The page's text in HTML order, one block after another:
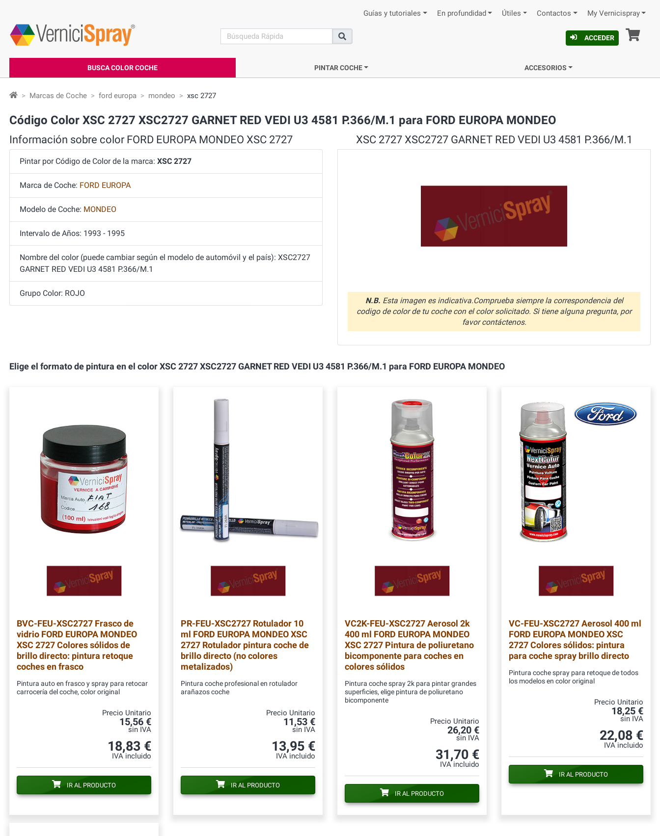
Guías y tutoriales En profundidad Útiles Contactos My Vernicispray
search
Buscar
ACCEDER
BUSCA COLOR COCHE PINTAR COCHE ACCESORIOS
Marcas de Coche ford europa mondeo xsc 2727
Código Color XSC 2727 XSC2727 GARNET RED VEDI U3 4581 P.366/M.1 para FORD EUROPA MONDEO
Información sobre color FORD EUROPA MONDEO XSC 2727
Pintar por Código de Color de la marca: XSC 2727
Marca de Coche: FORD EUROPA
Modelo de Coche: MONDEO
Intervalo de Años: 1993 - 1995
Nombre del color (puede cambiar según el modelo de automóvil y el país): XSC2727
GARNET RED VEDI U3 4581 P.366/M.1
Grupo Color: ROJO
XSC 2727 XSC2727 GARNET RED VEDI U3 4581 P.366/M.1
N.B. Esta imagen es indicativa.Comprueba siempre la correspondencia del
codigo de color de tu coche con el color solicitado. Si tiene alguna pregunta, por
favor contáctenos.
Elige el formato de pintura en el color XSC 2727 XSC2727 GARNET RED VEDI U3 4581 P.366/M.1 para FORD EUROPA MONDEO
BVC-FEU-XSC2727 Frasco de
vidrio FORD EUROPA MONDEO
XSC 2727 Colores sólidos de
brillo directo: pintura retoque
coches en frasco
Pintura auto en frasco y spray para retocar
carrocería del coche, color original
Precio Unitario
15,56 €
sin IVA
18,83 €
IVA incluido
IR AL PRODUCTO
PR-FEU-XSC2727 Rotulador 10
ml FORD EUROPA MONDEO XSC
2727 Rotulador pintura coche de
brillo directo (no colores
metalizados)
Pintura coche profesional en rotulador
arañazos coche
Precio Unitario
11,53 €
sin IVA
13,95 €
IVA incluido
IR AL PRODUCTO
VC2K-FEU-XSC2727Aerosol 2k
400 ml FORD EUROPA MONDEO
XSC 2727 Pintura de poliuretano
bicomponente para coches en
colores sólidos
Pintura coche spray 2k para pintar grandes
superficies, elige pintura de poliuretano
bicomponente
Precio Unitario
26,20 €
sin IVA
31,70 €
IVA incluido
IR AL PRODUCTO
VC-FEU-XSC2727Aerosol 400 ml
FORD EUROPA MONDEO XSC
2727 Colores sólidos: pintura
para coche spray brillo directo
Pintura coche spray para retoque de todos
los modelos en color original
Precio Unitario
18,25 €
sin IVA
22,08 €
IVA incluido
IR AL PRODUCTO